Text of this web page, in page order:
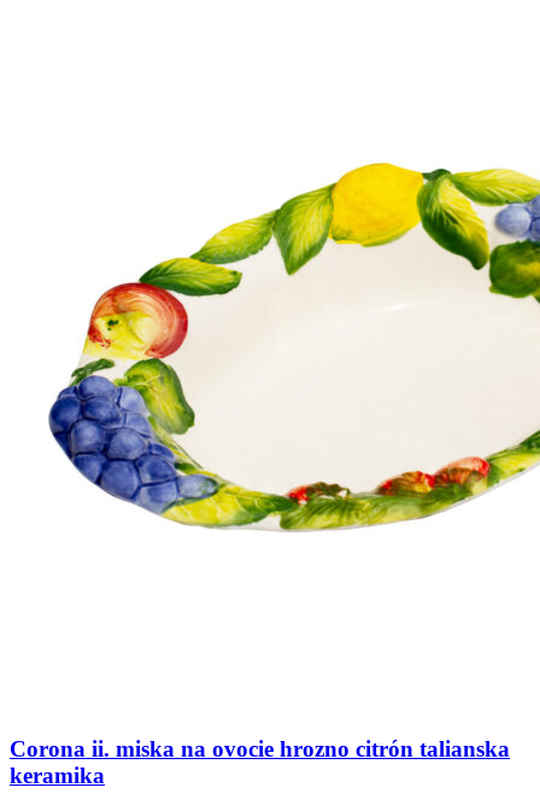
Corona ii. miska na ovocie hrozno citrón talianska
keramika